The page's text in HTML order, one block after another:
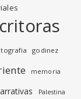
godinez
memoria
Palestina